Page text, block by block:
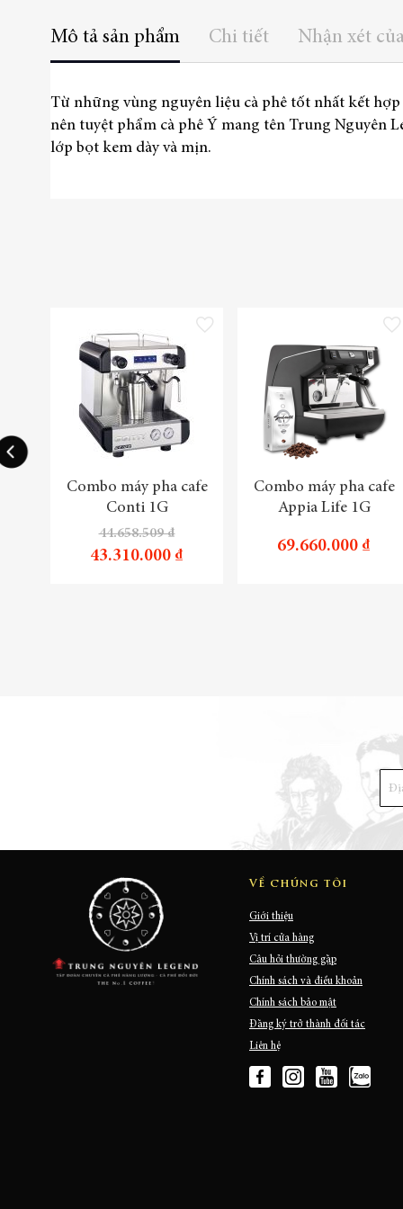
Mô tả sản phẩm
Từ những vùng nguyên liệu cà phê tốt nhất kết
nên tuyệt phẩm cà phê Ý mang tên Trung Nguyên
lớp bọt kem dày và mịn.
Chi tiết Nhận xét
Combo máy pha cafe
Conti 1G
44.658.509 ₫
43.310.000 ₫
Thêm vào danh sách yêu thích
Combo máy pha cafe
Appia Life 1G
69.660.000 ₫
Về chúng tôi
Giới thiệu
Vị trí cửa hàng
Câu hỏi thường gặp
Chính sách và điều khoản
Chính sách bảo mật
Đăng ký trở thành đối tác
Liên hệ